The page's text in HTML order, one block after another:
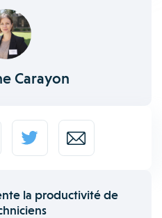
Carayon
la productivité de